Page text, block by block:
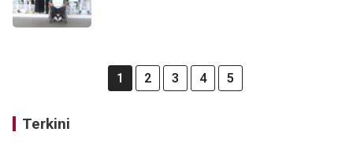
1 2 3 4 5
Terkini